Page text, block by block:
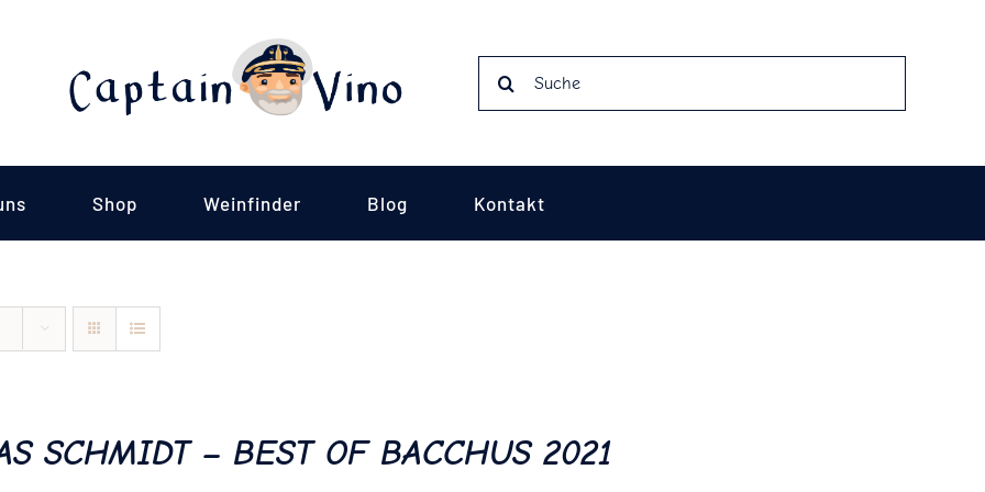
Shop Weinfinder Blog Kontakt
SCHMIDT – BEST OF BACCHUS 2021